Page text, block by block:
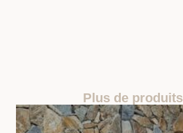
Plus de produits